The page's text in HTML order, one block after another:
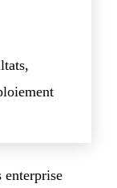
enterprise